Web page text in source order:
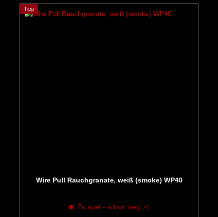
Tipp
Wire Pull Rauchgranate, weiß (smoke) WP40
Zu spät - schon weg ;-)